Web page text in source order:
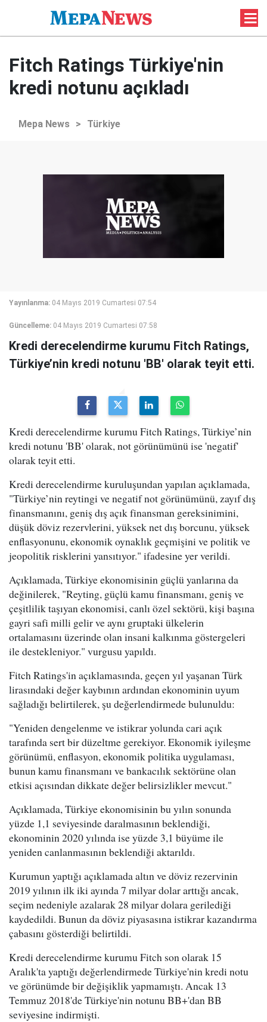
Fitch Ratings Türkiye'nin
kredi notunu açıkladı
Mepa News > Türkiye
Yayınlanma: 04 Mayıs 2019 Cumartesi 07:54
Güncelleme: 04 Mayıs 2019 Cumartesi 07:58
Kredi derecelendirme kurumu Fitch Ratings,
Türkiye’nin kredi notunu 'BB' olarak teyit etti.
Kredi derecelendirme kurumu Fitch Ratings, Türkiye’nin
kredi notunu 'BB' olarak, not görünümünü ise 'negatif'
olarak teyit etti.
Kredi derecelendirme kuruluşundan yapılan açıklamada,
"Türkiye’nin reytingi ve negatif not görünümünü, zayıf dış
finansmanını, geniş dış açık finansman gereksinimini,
düşük döviz rezervlerini, yüksek net dış borcunu, yüksek
enflasyonunu, ekonomik oynaklık geçmişini ve politik ve
jeopolitik risklerini yansıtıyor." ifadesine yer verildi.
Açıklamada, Türkiye ekonomisinin güçlü yanlarına da
değinilerek, "Reyting, güçlü kamu finansmanı, geniş ve
çeşitlilik taşıyan ekonomisi, canlı özel sektörü, kişi başına
gayri safi milli gelir ve aynı gruptaki ülkelerin
ortalamasını üzerinde olan insani kalkınma göstergeleri
ile destekleniyor." vurgusu yapıldı.
Fitch Ratings'in açıklamasında, geçen yıl yaşanan Türk
lirasındaki değer kaybının ardından ekonominin uyum
sağladığı belirtilerek, şu değerlendirmede bulunuldu:
"Yeniden dengelenme ve istikrar yolunda cari açık
tarafında sert bir düzeltme gerekiyor. Ekonomik iyileşme
görünümü, enflasyon, ekonomik politika uygulaması,
bunun kamu finansmanı ve bankacılık sektörüne olan
etkisi açısından dikkate değer belirsizlikler mevcut."
Açıklamada, Türkiye ekonomisinin bu yılın sonunda
yüzde 1,1 seviyesinde daralmasının beklendiği,
ekonominin 2020 yılında ise yüzde 3,1 büyüme ile
yeniden canlanmasının beklendiği aktarıldı.
Kurumun yaptığı açıklamada altın ve döviz rezervinin
2019 yılının ilk iki ayında 7 milyar dolar arttığı ancak,
seçim nedeniyle azalarak 28 milyar dolara gerilediği
kaydedildi. Bunun da döviz piyasasına istikrar kazandırma
çabasını gösterdiği belirtildi.
Kredi derecelendirme kurumu Fitch son olarak 15
Aralık'ta yaptığı değerlendirmede Türkiye'nin kredi notu
ve görünümde bir değişiklik yapmamıştı. Ancak 13
Temmuz 2018'de Türkiye'nin notunu BB+'dan BB
seviyesine indirmişti.